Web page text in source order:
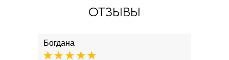
ОТЗЫВЫ
Богдана